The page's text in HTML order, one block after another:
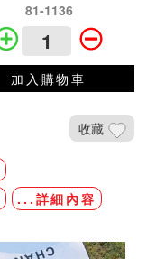
81-1136
加入購物車
收藏
...詳細內容